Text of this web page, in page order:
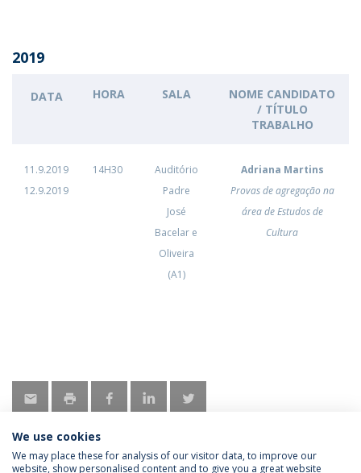
2019
DATA HORA SALA
NOME CANDIDATO
/ TÍTULO
TRABALHO
11.9.2019
12.9.2019
14H30
Auditório
Padre
José
Bacelar e
Oliveira
(A1)
Adriana Martins
Provas de agregação na
área de Estudos de
Cultura
We use cookies
We may place these for analysis of our visitor data, to improve our
website, show personalised content and to give you a great website